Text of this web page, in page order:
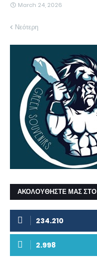
March 24, 2026
Νεότερη
ΑΚΟΛΟΥΘΗΣΤΕ ΜΑΣ ΣΤΟ
234.210
2.998